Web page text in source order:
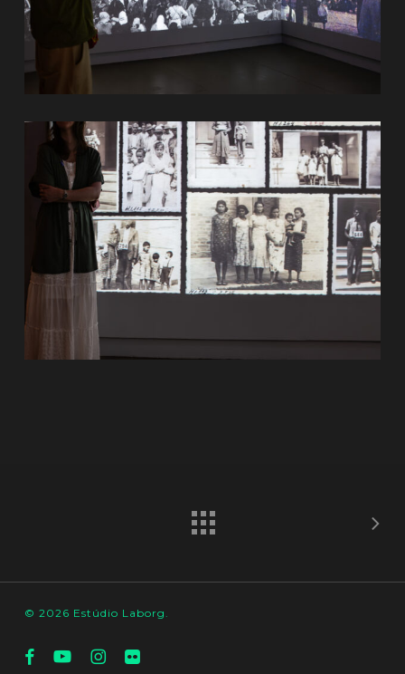
© 2026 Estúdio Laborg.
facebookyoutubeinstagram
flickr